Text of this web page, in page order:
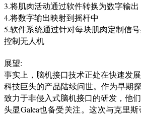
3.将肌肉活动通过软件转换为数字输出
4.将数字输出映射到摇杆中
5.软件系统通过针对每块肌肉定制信
控制无人机
展望:
事实上，脑机接口技术正处在快速发
科技巨头的产品陆续问世。作为早期
致力于非侵入式脑机接口的研发，他
头显Galea也备受关注。这次与克里